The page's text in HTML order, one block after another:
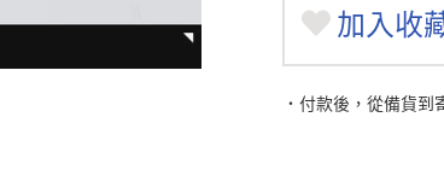
加入收
˙付款後，從備貨到